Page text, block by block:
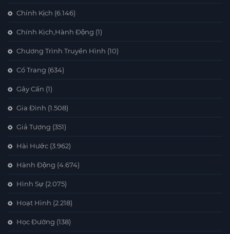
Chính Kịch (6.146)
Chính Kịch,Hành Động (1)
Chương Trình Truyền Hình (10)
Cổ Trang (634)
Gây Cấn (1)
Gia Đình (1.508)
Giả Tượng (351)
Hài Hước (3.962)
Hành Động (4.674)
Hình Sự (2.075)
Hoạt Hình (2.218)
Học Đường (138)